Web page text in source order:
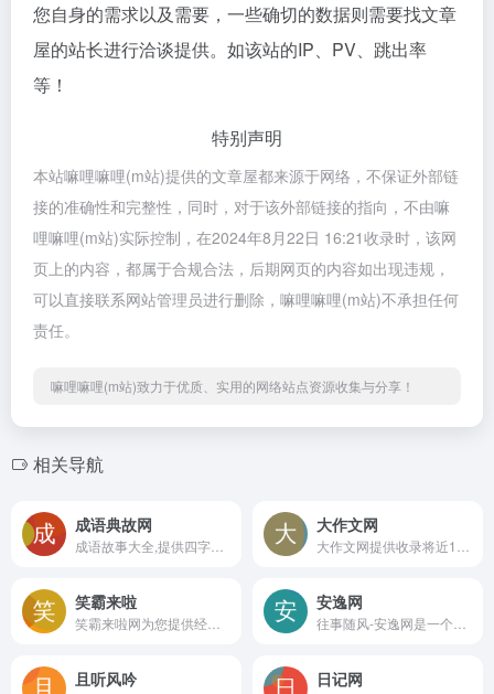
您自身的需求以及需要，一些确切的数据则需要找文章
屋的站长进行洽谈提供。如该站的IP、PV、跳出率
等！
特别声明
本站嘛哩嘛哩(m站)提供的文章屋都来源于网络，不保证外部链
接的准确性和完整性，同时，对于该外部链接的指向，不由嘛
哩嘛哩(m站)实际控制，在2024年8月22日 16:21收录时，该网
页上的内容，都属于合规合法，后期网页的内容如出现违规，
可以直接联系网站管理员进行删除，嘛哩嘛哩(m站)不承担任何
责任。
嘛哩嘛哩(m站)致力于优质、实用的网络站点资源收集与分享！
相关导航
成语典故网 大作文网
笑霸来啦 安逸网
且听风吟 日记网